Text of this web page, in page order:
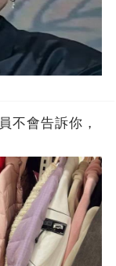
不會告訴你，